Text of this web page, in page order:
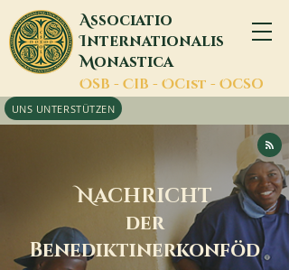
Associatio
Internationalis
Monastica
OSB - CIB - OCist - OCSO
UNS UNTERSTÜTZEN
NACHRICHT
der
Benediktinerkonföd